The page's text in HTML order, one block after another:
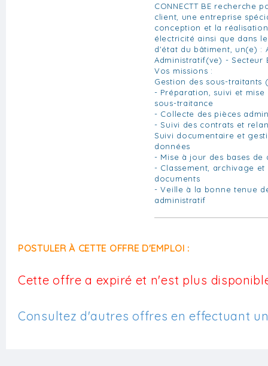
CONNECTT BE recherche
client, une entreprise
conception et la
électricité ainsi que dans
d'état du bâtiment, un(e) :
Administratif(ve) - Secteur
Vos missions :
Gestion des sous-traitants
- Préparation, suivi et
sous-traitance
- Collecte des pièces
- Suivi des contrats et
Suivi documentaire et
données
- Mise à jour des bases de
- Classement, archivage
documents
- Veille à la bonne tenue
administratif
POSTULER À CETTE OFFRE D'EMPLOI :
Cette offre a expiré et n'est plus
Consultez d'autres offres en effectuant